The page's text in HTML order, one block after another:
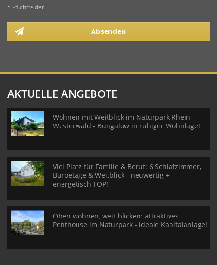
* Pflichtfelder
Absenden
AKTUELLE ANGEBOTE
Wohnen mit Weitblick im Naturpark Rhein-
Westerwald - Bungalow in ruhiger Wohnlage!
Viel Platz für Familie & Beruf: 6 Schlafzimmer,
Büroetage & Weitblick - neuwertig +
energetisch TOP!
Oben wohnen, weit blicken: attraktives
Penthouse im Naturpark - ideale Kapitalanlage!